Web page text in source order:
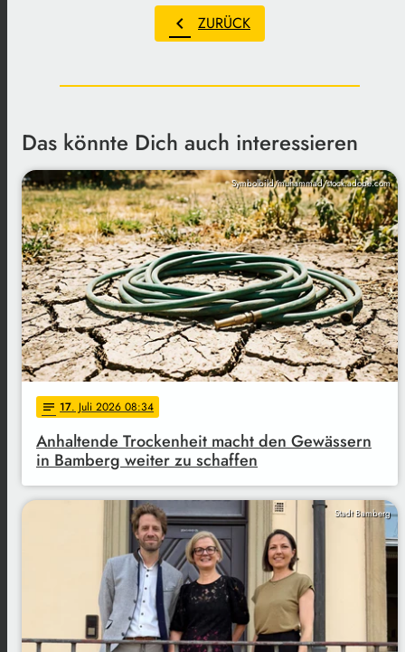
chevron_left ZURÜCK
Das könnte Dich auch interessieren
Symbolbild/muhammad/stock.adobe.com
notes 17. Juli 2026 08:34
Anhaltende Trockenheit macht den Gewässern
in Bamberg weiter zu schaffen
Stadt Bamberg